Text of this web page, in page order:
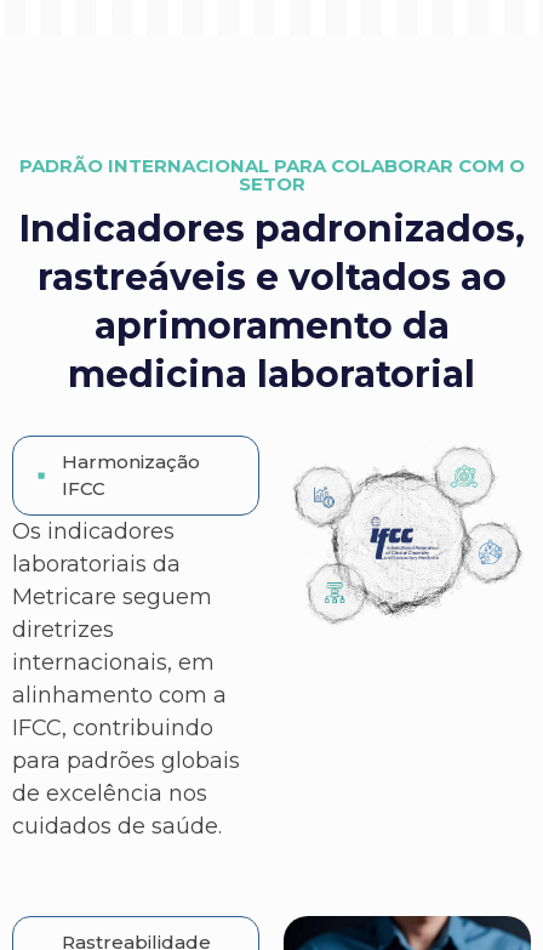
PADRÃO INTERNACIONAL PARA COLABORAR COM O
SETOR
Indicadores padronizados,
rastreáveis e voltados ao
aprimoramento da
medicina laboratorial
Harmonização
IFCC
Os indicadores
laboratoriais da
Metricare seguem
diretrizes
internacionais, em
alinhamento com a
IFCC, contribuindo
para padrões globais
de excelência nos
cuidados de saúde.
Rastreabilidade